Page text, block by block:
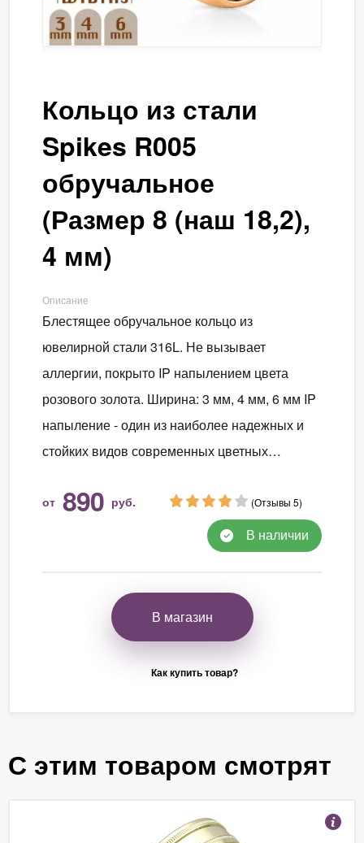
Кольцо из стали
Spikes R005
обручальное
(Размер 8 (наш 18,2),
4 мм)
Описание
Блестящее обручальное кольцо из
ювелирной стали 316L. Не вызывает
аллергии, покрыто IP напылением цвета
розового золота. Ширина: 3 мм, 4 мм, 6 мм IP
напыление - один из наиболее надежных и
стойких видов современных цветных…
от 890 руб. (Отзывы 5)
В наличии
В магазин
Как купить товар?
С этим товаром смотрят